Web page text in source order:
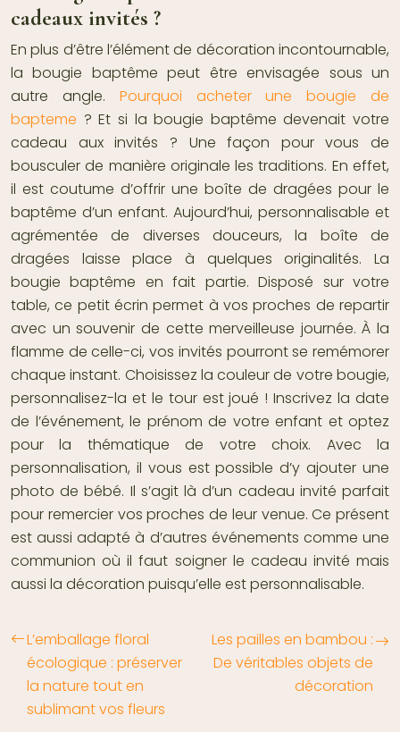
cadeaux invités ?
En plus d’être l’élément de décoration incontournable,
la bougie baptême peut être envisagée sous un
autre angle. Pourquoi acheter une bougie de
bapteme ? Et si la bougie baptême devenait votre
cadeau aux invités ? Une façon pour vous de
bousculer de manière originale les traditions. En effet,
il est coutume d’offrir une boîte de dragées pour le
baptême d’un enfant. Aujourd’hui, personnalisable et
agrémentée de diverses douceurs, la boîte de
dragées laisse place à quelques originalités. La
bougie baptême en fait partie. Disposé sur votre
table, ce petit écrin permet à vos proches de repartir
avec un souvenir de cette merveilleuse journée. À la
flamme de celle-ci, vos invités pourront se remémorer
chaque instant. Choisissez la couleur de votre bougie,
personnalisez-la et le tour est joué ! Inscrivez la date
de l’événement, le prénom de votre enfant et optez
pour la thématique de votre choix. Avec la
personnalisation, il vous est possible d’y ajouter une
photo de bébé. Il s’agit là d’un cadeau invité parfait
pour remercier vos proches de leur venue. Ce présent
est aussi adapté à d’autres événements comme une
communion où il faut soigner le cadeau invité mais
aussi la décoration puisqu’elle est personnalisable.
L’emballage floral
écologique : préserver
la nature tout en
sublimant vos fleurs
Les pailles en bambou :
De véritables objets de
décoration